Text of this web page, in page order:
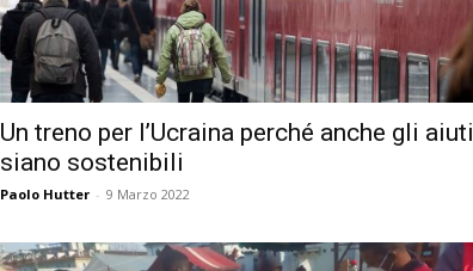
Un treno per l’Ucraina perché anche gli aiuti
siano sostenibili
Paolo Hutter - 9 Marzo 2022